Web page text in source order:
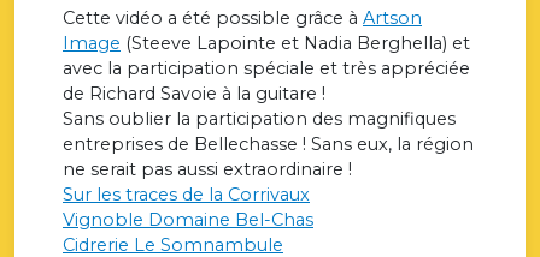
Cette vidéo a été possible grâce à Artson
Image (Steeve Lapointe et Nadia Berghella) et
avec la participation spéciale et très appréciée
de Richard Savoie à la guitare !
Sans oublier la participation des magnifiques
entreprises de Bellechasse ! Sans eux, la région
ne serait pas aussi extraordinaire !
Sur les traces de la Corrivaux
Vignoble Domaine Bel-Chas
Cidrerie Le Somnambule